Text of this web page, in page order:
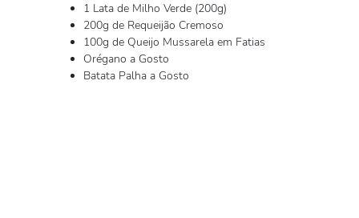
1 Lata de Milho Verde (200g)
200g de Requeijão Cremoso
100g de Queijo Mussarela em Fatias
Orégano a Gosto
Batata Palha a Gosto